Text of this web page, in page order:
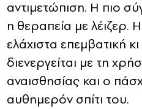
αντιμετώπιση. Η πιο
η θεραπεία με λέιζερ. Η
ελάχιστα επεμβατική
διενεργείται με τη
αναισθησίας και ο
αυθημερόν σπίτι του.